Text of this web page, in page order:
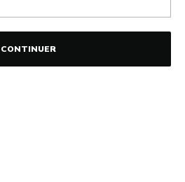
CONTINUER